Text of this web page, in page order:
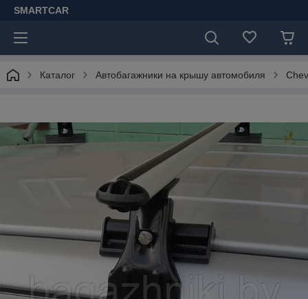
SMARTCAR
Каталог Автобагажники на крышу автомобиля